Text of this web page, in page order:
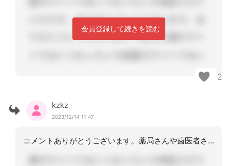
会員登録して続きを読む
2
kzkz
2023/12/14 11:47
コメントありがとうございます。薬局さんや歯医者さんに聞いてみます。ご助言ありがと